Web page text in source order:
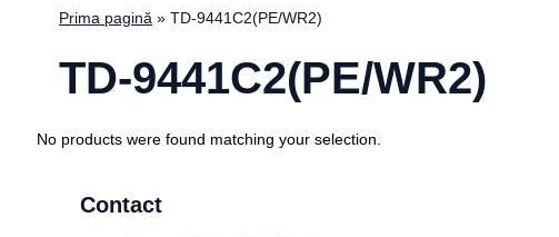
Prima pagină » TD-9441C2(PE/WR2)
TD-9441C2(PE/WR2)
No products were found matching your selection.
Contact